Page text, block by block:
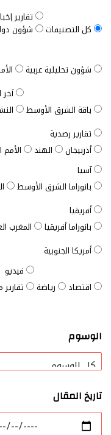
كل التصنيفات
تقارير
شؤون
شؤون تحليلية عربية
باقة الشرق الأوسط
آخر
تقارير رصدية
أذربيجان
الهند الأمم
آسيا
بانوراما الشرق الأوسط
أفريقيا
بانوراما أفريقيا
المغرب
أمريكا الجنوبية
اقتصاد رياضة
فيديو
تقارير
الوسوم
تاريخ المقال